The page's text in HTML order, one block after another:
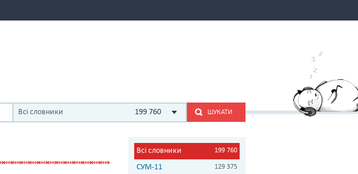
Всі словники 199 760 ШУКАТИ
Всі словники 199 760
СУМ-11 129 375